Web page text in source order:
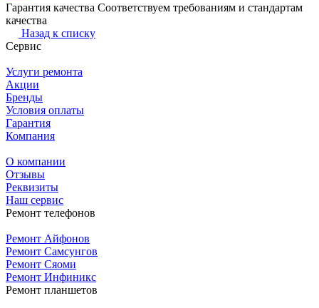
Гарантия качества Соответствуем требованиям и стандартам
качества
Назад к списку
Сервис
Услуги ремонта
Акции
Бренды
Условия оплаты
Гарантия
Компания
О компании
Отзывы
Реквизиты
Наш сервис
Ремонт телефонов
Ремонт Айфонов
Ремонт Самсунгов
Ремонт Сяоми
Ремонт Инфиникс
Ремонт планшетов